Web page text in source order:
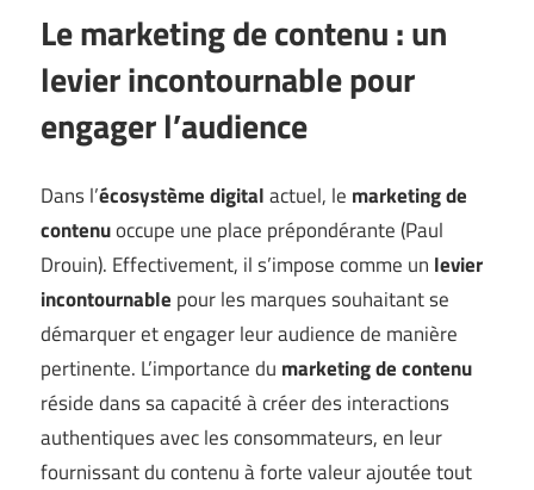
Le marketing de contenu : un
levier incontournable pour
engager l’audience
Dans l’écosystème digitalactuel, le marketing de
contenuoccupe une place prépondérante (Paul
Drouin). Effectivement, il s’impose comme un levier
incontournable pour les marques souhaitant se
démarquer et engager leur audience de manière
pertinente. L’importance du marketing de contenu
réside dans sa capacité à créer des interactions
authentiques avec les consommateurs, en leur
fournissant du contenu à forte valeur ajoutée tout